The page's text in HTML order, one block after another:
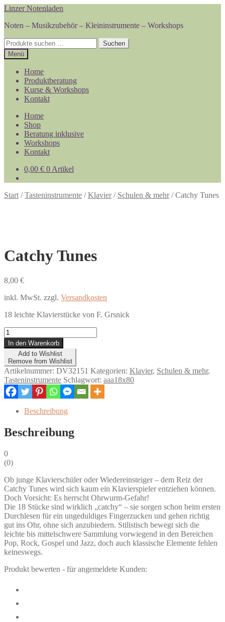
Zur
springen
Zum
springen
Linzer Notenladen
Noten – Musikzubehör – Kleininstrumente – Workshops
Suchen
nach:
Suchen
Menü
Home
Produktberatung
Kurse & Workshops
Kontakt
Home
Shop
Beratung inklusive
Workshops
Kontakt
0,00 € 0 Artikel
Start /Tasteninstrumente /Klavier/ Schulen & mehr/Catchy Tunes
Catchy Tunes
8,00 €
inkl. MwSt. zzgl. Versandkosten
18 leichte Klavierstücke von F. Grsnick
Catchy
Tunes
Menge
In den Warenkorb
Add to Wishlist
Remove from Wishlist
Artikelnummer: DV32151 Kategorien: Klavier, Schulen & mehr,
Tasteninstrumente Schlagwort: aaa18x80
Beschreibung
Beschreibung
0
(0)
Ob junge Klavierschüler oder Wiedereinsteiger – dem Reiz der
Catchy Tunes wird sich kaum ein Klavierspieler entziehen können.
Doch Vorsicht: Es herrscht Ohrwurm-Gefahr!
Die 18 Stücke sind wirklich „catchy“ – sie sorgen schon beim ersten
Durchlesen für ein ungeduldiges Fingerzucken und gehen richtig
gut ins Ohr, ohne sich anzubiedern. Stilistisch bewegt sich die
leichte bis mittelschwere Sammlung vorwiegend in den Bereichen
Pop, Rock, Gospel und Jazz, doch auch klassische Elemente fehlen
keineswegs.
Produkt bewerten - für angemeldete Kunden: